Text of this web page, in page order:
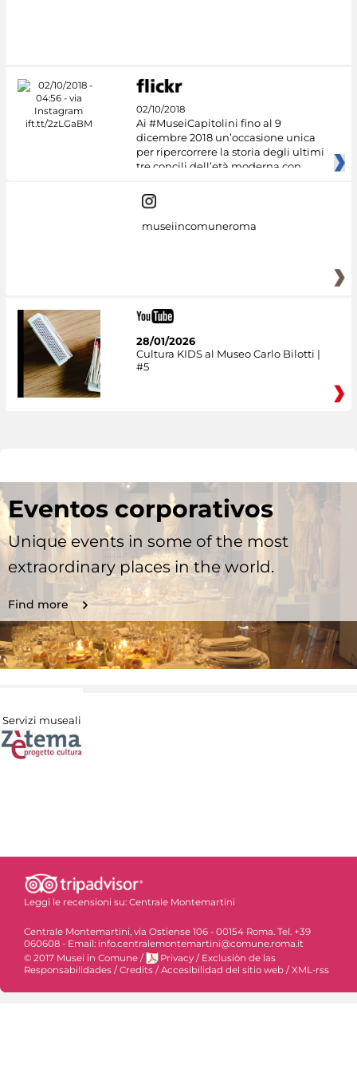
02/10/2018
Ai #MuseiCapitolini fino al 9
dicembre 2018 un’occasione unica
per ripercorrere la storia degli ultimi
tre concili dell’età moderna con
museiincomuneroma
28/01/2026
Cultura KIDS al Museo Carlo Bilotti |
#5
Eventos corporativos
Unique events in some of the most
extraordinary places in the world.
Find more
Servizi museali
Leggi le recensioni su: Centrale Montemartini
Centrale Montemartini, via Ostiense 106 - 00154 Roma. Tel. +39
060608 - Email: info.centralemontemartini@comune.roma.it
© 2017 Musei in Comune / Privacy / Exclusiòn de las
Responsabilidades /Credits /Accesibilidad del sitio web /XML-rss